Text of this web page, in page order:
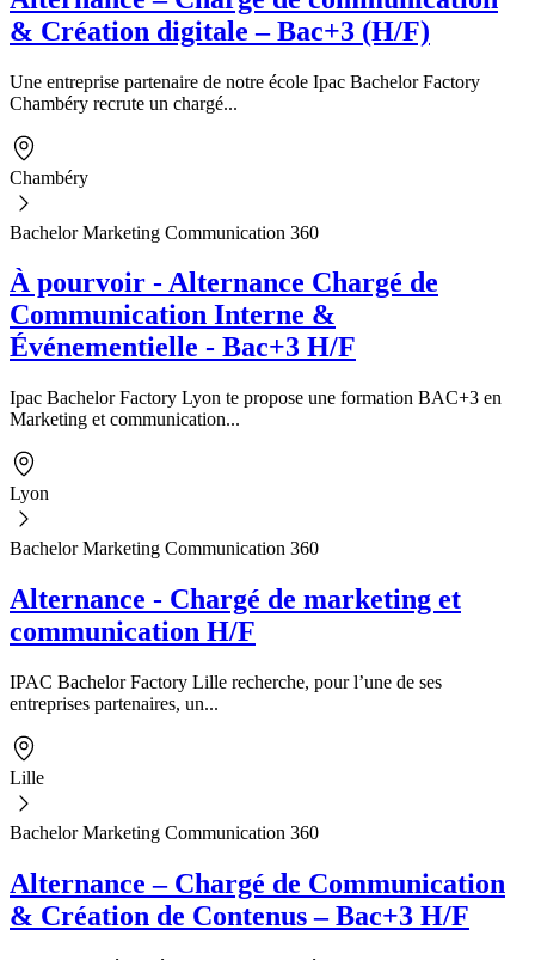
& Création digitale – Bac+3 (H/F)
Une entreprise partenaire de notre école Ipac Bachelor Factory
Chambéry recrute un chargé...
Chambéry
Bachelor Marketing Communication 360
À pourvoir - Alternance Chargé de
Communication Interne &
Événementielle - Bac+3 H/F
Ipac Bachelor Factory Lyon te propose une formation BAC+3 en
Marketing et communication...
Lyon
Bachelor Marketing Communication 360
Alternance - Chargé de marketing et
communication H/F
IPAC Bachelor Factory Lille recherche, pour l’une de ses
entreprises partenaires, un...
Lille
Bachelor Marketing Communication 360
Alternance – Chargé de Communication
& Création de Contenus – Bac+3 H/F